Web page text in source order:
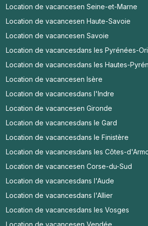
Location de vacancesen Seine-et-Marne
Location de vacancesen Haute-Savoie
Location de vacancesen Savoie
Location de vacancesdans les Pyrénées-
Location de vacancesdans les Hautes-
Location de vacancesen Isère
Location de vacancesdans l'Indre
Location de vacancesen Gironde
Location de vacancesdans le Gard
Location de vacancesdans le Finistère
Location de vacancesdans les Côtes-
Location de vacancesen Corse-du-Sud
Location de vacancesdans l'Aude
Location de vacancesdans l'Allier
Location de vacancesdans les Vosges
Location de vacancesen Vendée